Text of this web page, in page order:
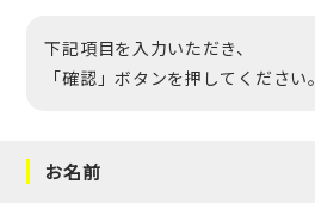
下記項目を入力いただき、
「確認」ボタンを押してください。
お名前